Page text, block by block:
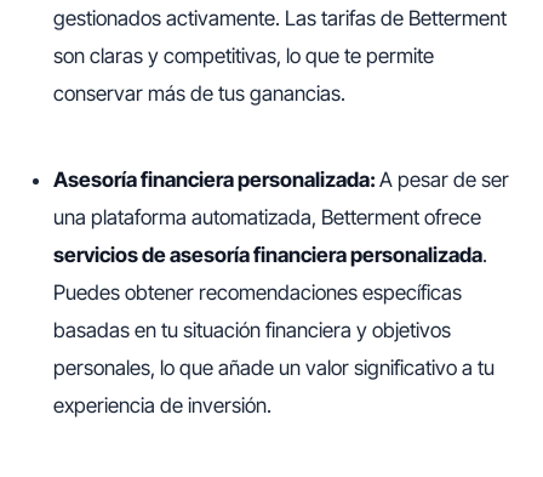
gestionados activamente. Las tarifas de Betterment
son claras y competitivas, lo que te permite
conservar más de tus ganancias.
Asesoría financiera personalizada: A pesar de ser
una plataforma automatizada, Betterment ofrece
servicios de asesoría financiera personalizada.
Puedes obtener recomendaciones específicas
basadas en tu situación financiera y objetivos
personales, lo que añade un valor significativo a tu
experiencia de inversión.